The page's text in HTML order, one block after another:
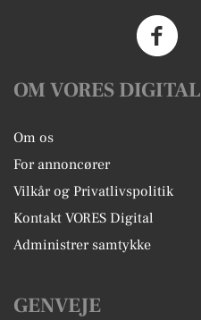
OM VORES DIGITAL
Om os
For annoncører
Vilkår og Privatlivspolitik
Kontakt VORES Digital
Administrer samtykke
GENVEJE